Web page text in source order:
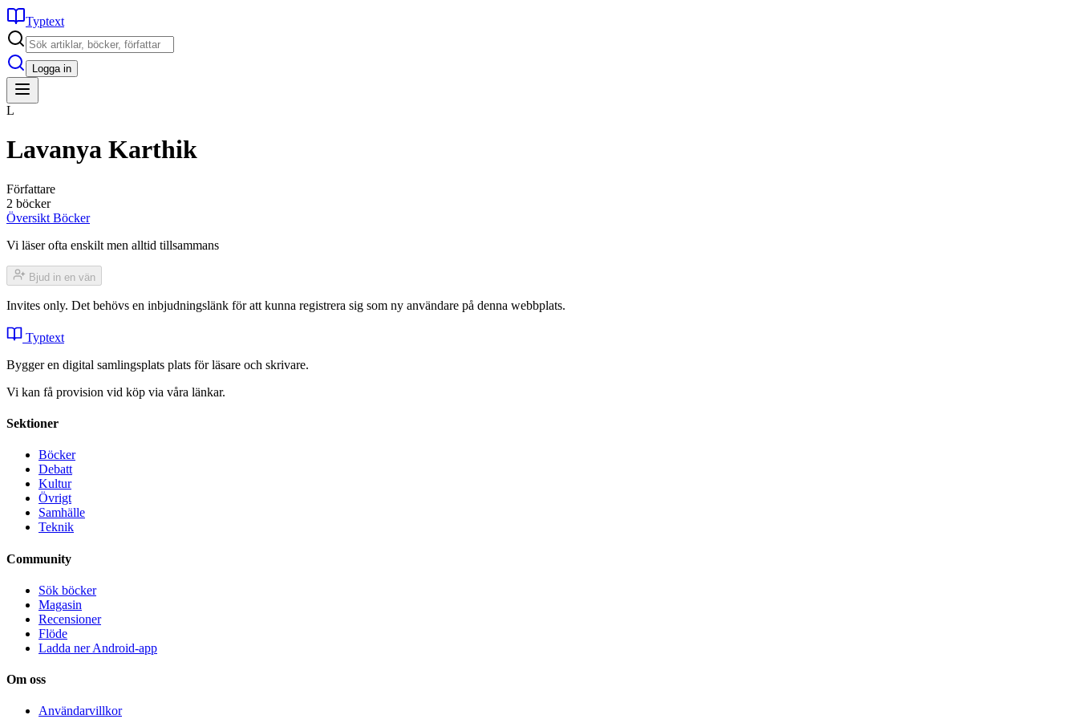
Typtext
Logga in
L
Lavanya Karthik
Författare
2 böcker
Översikt Böcker
Vi läser ofta enskilt men alltid tillsammans
Bjud in en vän
Invites only. Det behövs en inbjudningslänk för att kunna registrera sig som ny användare på denna webbplats.
Typtext
Bygger en digital samlingsplats plats för läsare och skrivare.
Vi kan få provision vid köp via våra länkar.
Sektioner
Böcker
Debatt
Kultur
Övrigt
Samhälle
Teknik
Community
Sök böcker
Magasin
Recensioner
Flöde
Ladda ner Android-app
Om oss
Användarvillkor